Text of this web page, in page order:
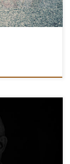
de
fotografía a los